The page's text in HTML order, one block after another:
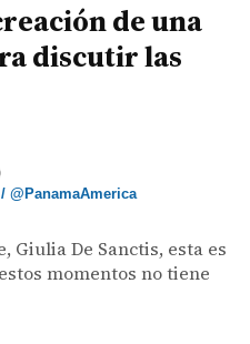
de una
discutir las
@PanamaAmerica
Giulia De Sanctis, esta es
momentos no tiene